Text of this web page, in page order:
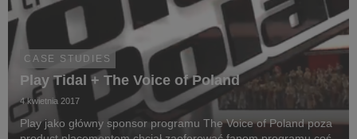
CASE STUDIES
Play Tidal + The Voice of Poland
4 kwietnia 2017
Play jako główny sponsor programu The Voice of Poland poza